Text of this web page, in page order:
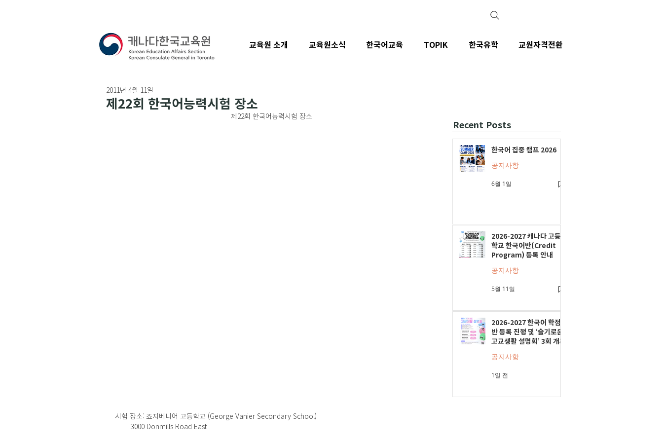
제22회 한국어능력시험 장소
2011년 4월 11일
제22회 한국어능력시험 장소
시험 장소: 죠지베니어 고등학교 (George Vanier Secondary School)
        3000 Donmills Road East
Recent Posts
한국어 집중 캠프 2026
공지사항
6월 1일
2026-2027 캐나다 고등
학교 한국어반(Credit
Program) 등록 안내
공지사항
5월 11일
2026-2027 한국어 학점
반 등록 진행 및 ‘슬기로운
고교생활 설명회’ 3회 개최
공지사항
1일 전
교육원 소개 교육원소식 한국어교육 TOPIK 한국유학 교원자격전환